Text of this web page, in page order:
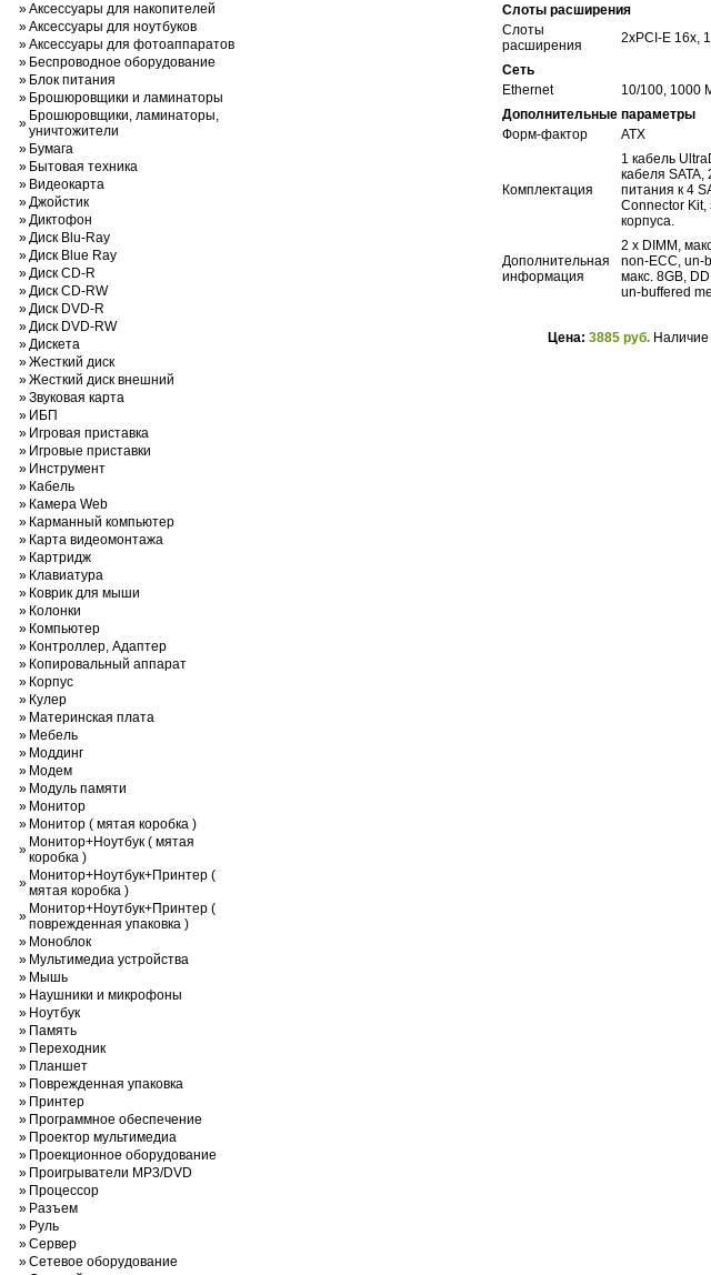
»Аксессуары для накопителей
»Аксессуары для ноутбуков
»Аксессуары для фотоаппаратов
» Беспроводное оборудование
» Блок питания
» Брошюровщики и ламинаторы
» Брошюровщики, ламинаторы,
уничтожители
» Бумага
» Бытовая техника
» Видеокарта
»Джойстик
»Диктофон
»Диск Blu-Ray
»Диск Blue Ray
»Диск CD-R
»Диск CD-RW
»Диск DVD-R
»Диск DVD-RW
»Дискета
»Жесткий диск
»Жесткий диск внешний
»Звуковая карта
» ИБП
» Игровая приставка
» Игровые приставки
» Инструмент
» Кабель
» Камера Web
» Карманный компьютер
» Карта видеомонтажа
» Картридж
» Клавиатура
» Коврик для мыши
» Колонки
» Компьютер
» Контроллер, Адаптер
» Копировальный аппарат
» Корпус
» Кулер
» Материнская плата
» Мебель
» Моддинг
» Модем
» Модуль памяти
» Монитор
» Монитор ( мятая коробка )
» Монитор+Ноутбук ( мятая
коробка )
» Монитор+Ноутбук+Принтер (
мятая коробка )
» Монитор+Ноутбук+Принтер (
поврежденная упаковка )
» Моноблок
» Мультимедиа устройства
» Мышь
» Наушники и микрофоны
» Ноутбук
» Память
» Переходник
» Планшет
» Поврежденная упаковка
» Принтер
» Программное обеспечение
» Проектор мультимедиа
» Проекционное оборудование
» Проигрыватели MP3/DVD
» Процессор
» Разъем
» Руль
»Сервер
»Сетевое оборудование
Слоты расширения
Слоты
расширения
2xPCI-E 16x,
Сеть
Ethernet
10/100, 1000
Дополнительные параметры
Форм-фактор
ATX
Комплектация
1 кабель
кабеля
питания к 4
Connector
корпуса.
Дополнительная
информация
2 x DIMM,
non-ECC, un-
макс. 8GB,
un-buffered
Цена: 3885 руб. Наличие